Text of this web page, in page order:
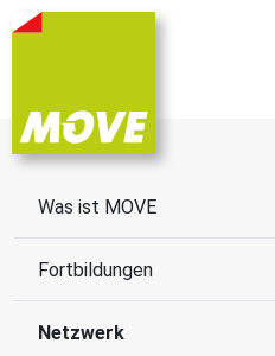
Was ist MOVE
Fortbildungen
Netzwerk